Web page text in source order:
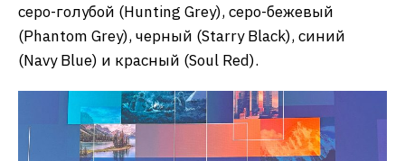
серо-голубой (Hunting Grey), серо-бежевый
(Phantom Grey), черный (Starry Black), синий
(Navy Blue) и красный (Soul Red).